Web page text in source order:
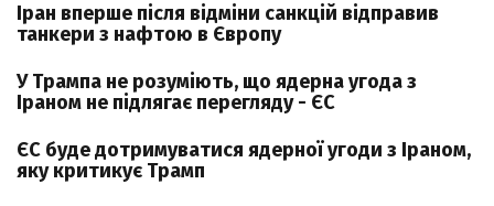
Іран вперше після відміни санкцій відправив
танкери з нафтою в Європу
У Трампа не розуміють, що ядерна угода з
Іраном не підлягає перегляду - ЄС
ЄС буде дотримуватися ядерної угоди з Іраном,
яку критикує Трамп